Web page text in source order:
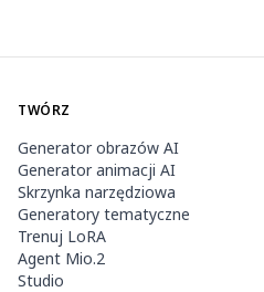
TWÓRZ
Generator obrazów AI
Generator animacji AI
Skrzynka narzędziowa
Generatory tematyczne
Trenuj LoRA
Agent Mio.2
Studio